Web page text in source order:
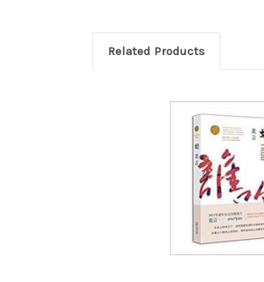
Related Products